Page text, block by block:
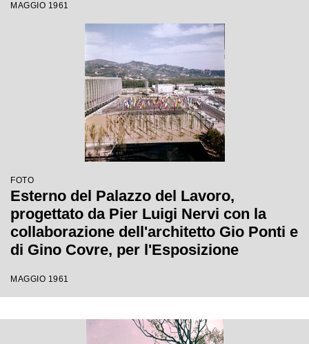
MAGGIO 1961
FOTO
Esterno del Palazzo del Lavoro,
progettato da Pier Luigi Nervi con la
collaborazione dell'architetto Gio Ponti e
di Gino Covre, per l'Esposizione
Torino dal 1 maggio al 31 ottobre 1961
MAGGIO 1961